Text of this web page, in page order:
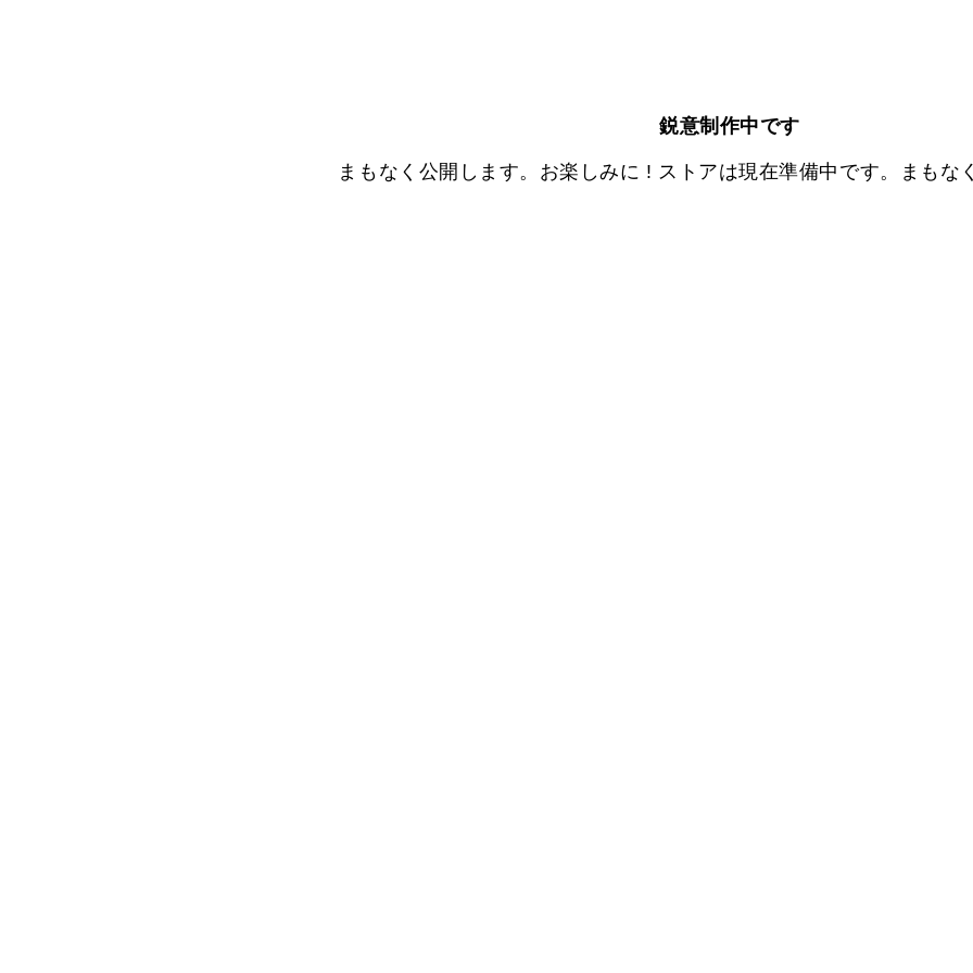
鋭意制作中です
まもなく公開します。お楽しみに ! ストアは現在準備中です。まもな